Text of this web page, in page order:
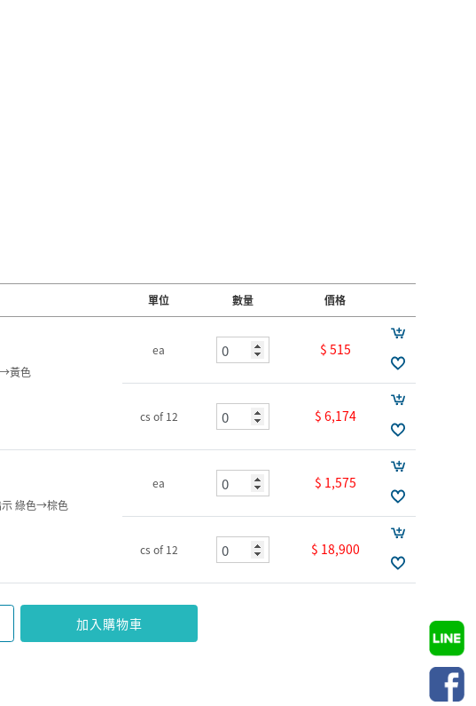
單位 數量 價格
→黃色
ea $ 515
cs of 12 $ 6,174
示 綠色→棕色
ea $ 1,575
cs of 12 $ 18,900
加入購物車